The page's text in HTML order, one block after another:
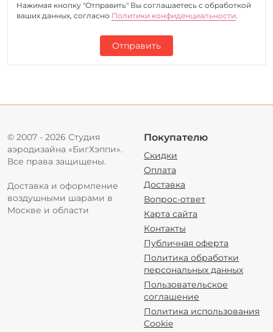
Нажимая кнопку "Отправить" Вы соглашаетесь c обработкой
ваших данных, согласно Политики конфиденциальности.
Отправить
© 2007 - 2026 Студия
аэродизайна «БигХэппи».
Все права защищены.
Доставка и оформление
воздушными шарами в
Москве и области
Покупателю
Скидки
Оплата
Доставка
Вопрос-ответ
Карта сайта
Контакты
Публичная оферта
Политика обработки
персональных данных
Пользовательское
соглашение
Политика использования
Cookie